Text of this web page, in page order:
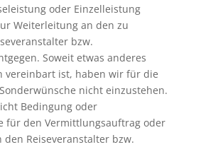
oder Einzelleistung
Weiterleitung an den zu
bzw.
Soweit etwas anderes
vereinbart ist, haben wir für die
nicht einzustehen.
Bedingung oder
für den Vermittlungsauftrag oder
Reiseveranstalter bzw.